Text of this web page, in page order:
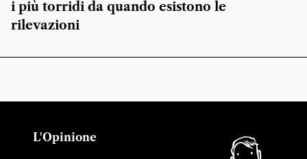
i più torridi da quando esistono le
rilevazioni
L'Opinione